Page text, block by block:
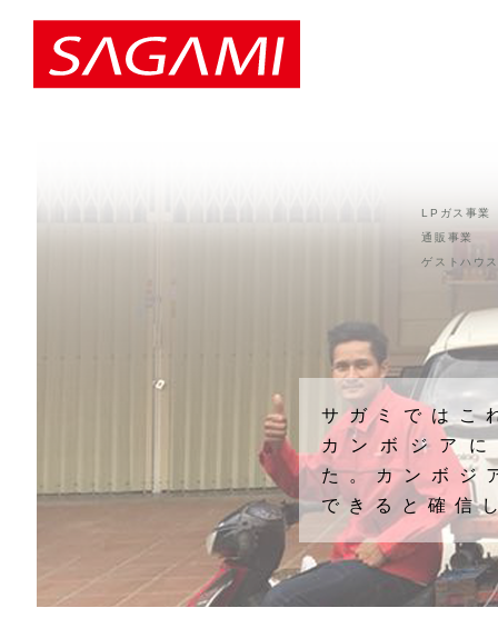
LPガス事業
通販事業
ゲストハウ
サガミではこ
カンボジア
た。カンボジ
できると確信